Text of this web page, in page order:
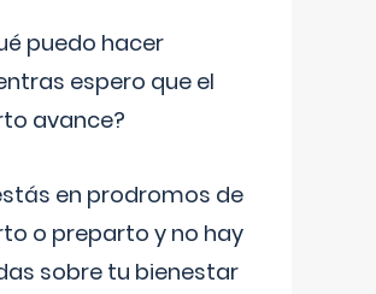
puedo hacer
espero que el
avance?
en prodromos de
o preparto y no hay
sobre tu bienestar